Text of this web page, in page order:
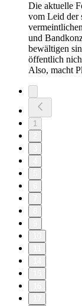
Die aktuelle
vom Leid der
und
bewältigen
öffentlich
Also, macht
1